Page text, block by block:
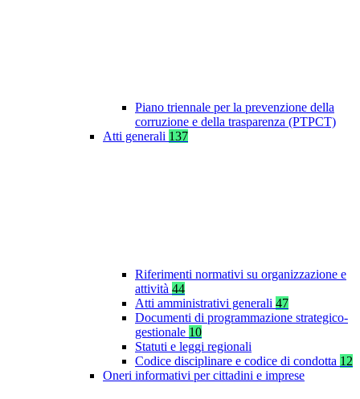
Piano triennale per la prevenzione della
corruzione e della trasparenza (PTPCT)
Atti generali 137
Riferimenti normativi su organizzazione e
attività 44
Atti amministrativi generali 47
Documenti di programmazione strategico-
gestionale 10
Statuti e leggi regionali
Codice disciplinare e codice di condotta 12
Oneri informativi per cittadini e imprese